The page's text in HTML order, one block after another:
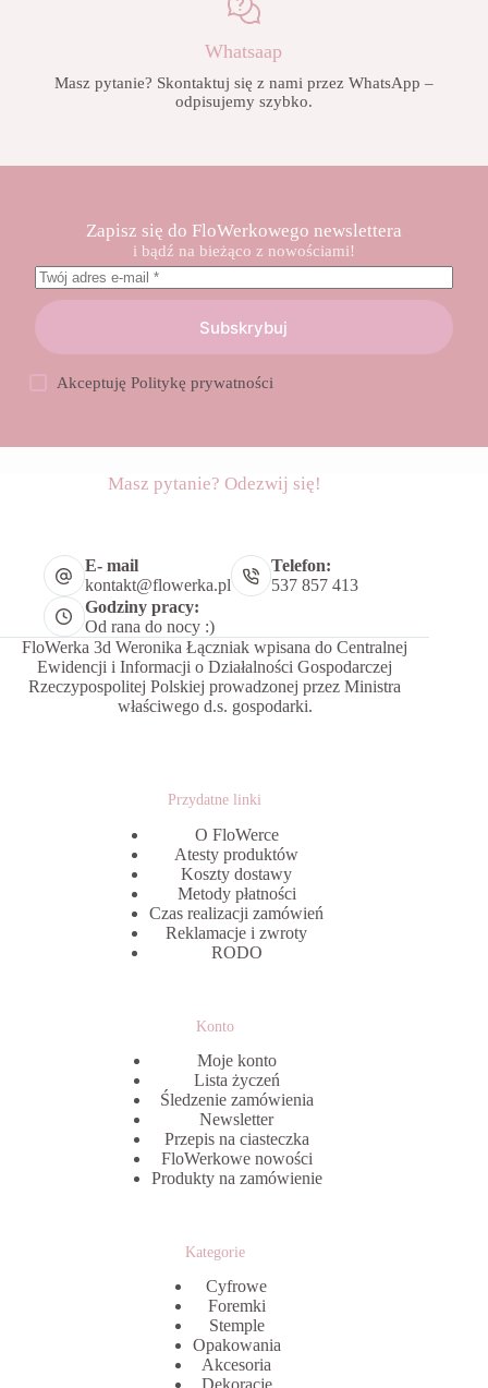
Whatsaap
Masz pytanie? Skontaktuj się z nami przez WhatsApp –
odpisujemy szybko.
Zapisz się do FloWerkowego newslettera
i bądź na bieżąco z nowościami!
Subskrybuj
AkceptujęPolitykę prywatności
Masz pytanie? Odezwij się!
E- mail
kontakt@flowerka.pl
Telefon:
537 857 413
Godziny pracy:
Od rana do nocy :)
FloWerka 3d Weronika Łączniak wpisana do Centralnej
Ewidencji i Informacji o Działalności Gospodarczej
Rzeczypospolitej Polskiej prowadzonej przez Ministra
właściwego d.s. gospodarki.
Przydatne linki
O FloWerce
Atesty produktów
Koszty dostawy
Metody płatności
Czas realizacji zamówień
Reklamacje i zwroty
RODO
Konto
Moje konto
Lista życzeń
Śledzenie zamówienia
Newsletter
Przepis na ciasteczka
FloWerkowe nowości
Produkty na zamówienie
Kategorie
Cyfrowe
Foremki
Stemple
Opakowania
Akcesoria
Dekoracje